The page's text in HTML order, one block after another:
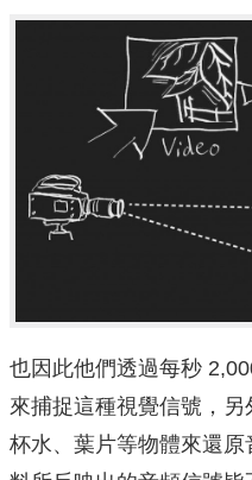
也因此他們透過每秒
來捕捉這種視覺信號，
杯水、葉片等物體來還